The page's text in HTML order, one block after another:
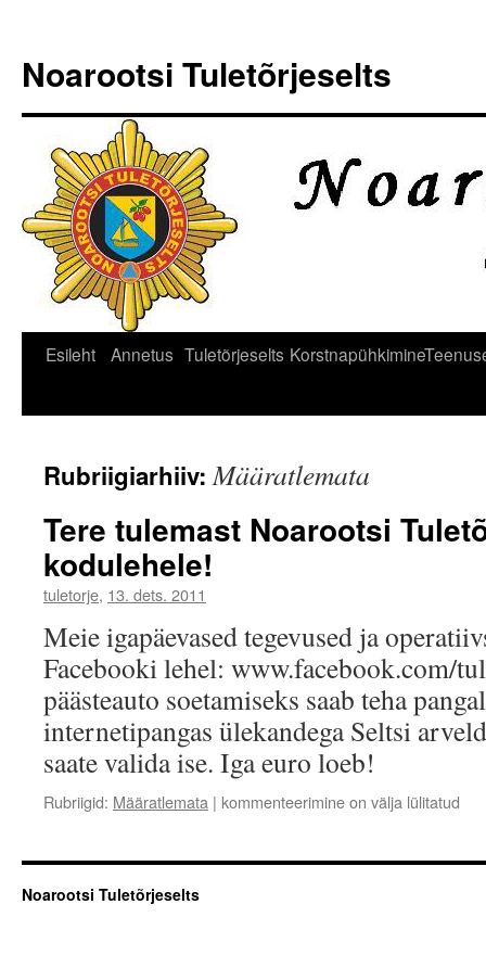
Noarootsi Tuletõrjeselts
Liigu
Esileht Annetus Tuletõrjeselts Korstnapühkimine
Rubriigiarhiiv:Määratlemata
Tere tulemast Noarootsi
kodulehele!
tuletorje, 13. dets. 2011
Meie igapäevased tegevused ja
Facebooki lehel: www.facebook.com/
päästeauto soetamiseks saab teha
internetipangas ülekandega Seltsi
saate valida ise. Iga euro loeb!
Rubriigid: Määratlemata | Tere
Tuletõrjeseltsi
kommenteerimine on välja lülitatud
Noarootsi Tuletõrjeselts